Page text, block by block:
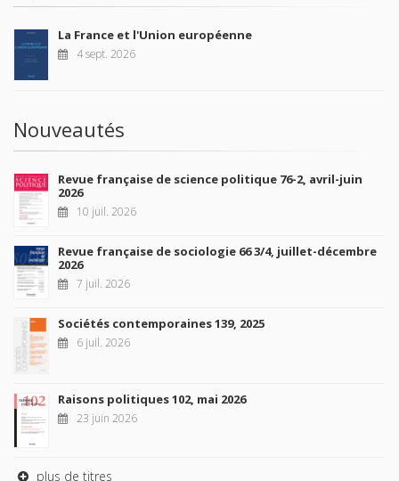
La France et l'Union européenne
4 sept. 2026
Nouveautés
Revue française de science politique 76-2, avril-juin
2026
10 juil. 2026
Revue française de sociologie 66 3/4, juillet-décembre
2026
7 juil. 2026
Sociétés contemporaines 139, 2025
6 juil. 2026
Raisons politiques 102, mai 2026
23 juin 2026
plus de titres